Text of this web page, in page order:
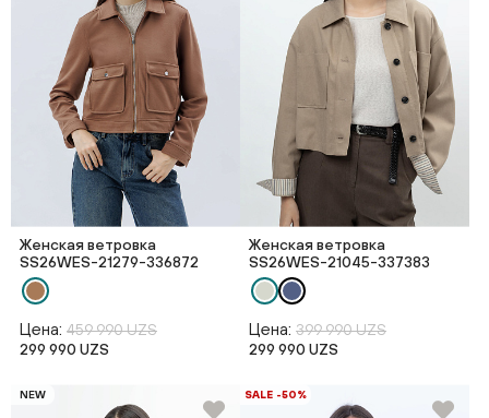
Женская ветровка
SS26WES-21279-336872
Цена: 459 990 UZS
299 990 UZS
Женская ветровка
SS26WES-21045-337383
Цена: 399 990 UZS
299 990 UZS
NEW SALE -50%